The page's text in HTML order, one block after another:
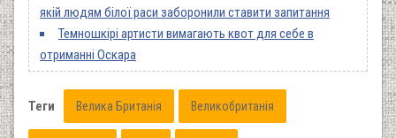
якій людям білої раси заборонили ставити запитання
Темношкірі артисти вимагають квот для себе в
отриманні Оскара
Теги Велика Британія Великобританія